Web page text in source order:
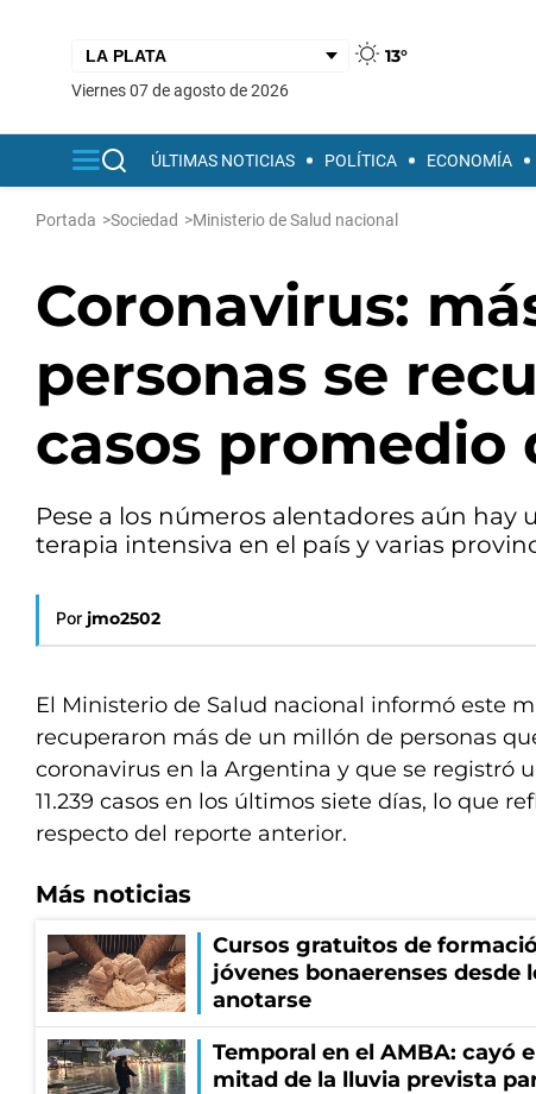
13°
viernes 07 de agosto de 2026
ÚLTIMAS NOTICIAS POLÍTICA ECONOMÍA
Portada >Sociedad >Ministerio de Salud nacional
Coronavirus:
personas se
casos promedio
Pese a los números alentadores aún
terapia intensiva en el país y varias
Por jmo2502
El Ministerio de Salud nacional informó este
recuperaron más de un millón de personas
coronavirus en la Argentina y que se registró
11.239 casos en los últimos siete días, lo que
respecto del reporte anterior.
Más noticias
Cursos gratuitos de
jóvenes bonaerenses desde
anotarse
Temporal en el AMBA: cayó
mitad de la lluvia prevista